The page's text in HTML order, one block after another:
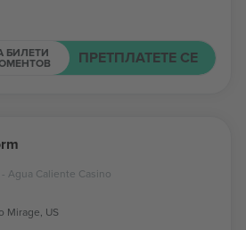
БИЛЕТИ ПРЕТПЛАТЕТЕ СЕ
Agua Caliente Casino
Mirage, US